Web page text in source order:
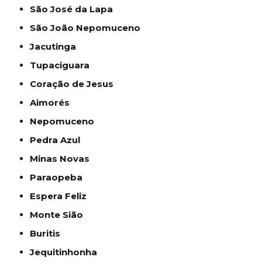
São José da Lapa
São João Nepomuceno
Jacutinga
Tupaciguara
Coração de Jesus
Aimorés
Nepomuceno
Pedra Azul
Minas Novas
Paraopeba
Espera Feliz
Monte Sião
Buritis
Jequitinhonha